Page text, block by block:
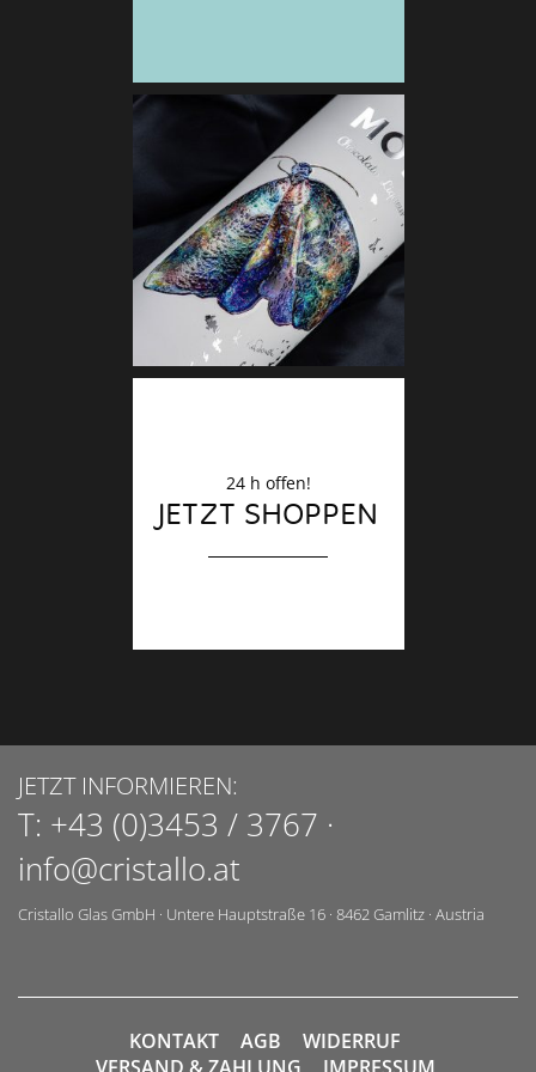
24 h offen!
JETZT SHOPPEN
JETZT INFORMIEREN:
T: +43 (0)3453 / 3767 ·
info@cristallo.at
Cristallo Glas GmbH · Untere Hauptstraße 16 · 8462Gamlitz · Austria
KONTAKT AGB
WIDERRUF